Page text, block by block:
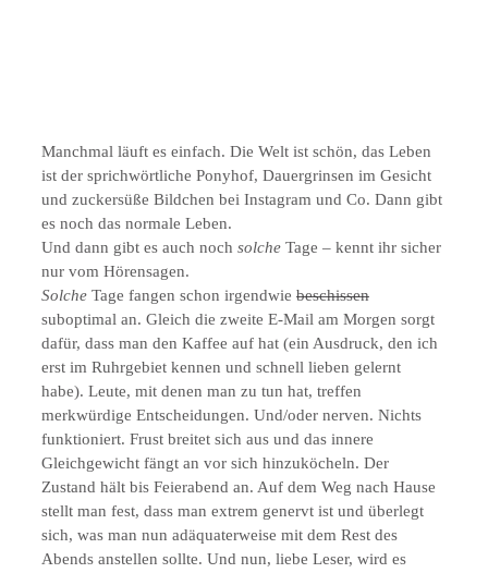
Manchmal läuft es einfach. Die Welt ist schön, das Leben
ist der sprichwörtliche Ponyhof, Dauergrinsen im Gesicht
und zuckersüße Bildchen bei Instagram und Co. Dann gibt
es noch das normale Leben.
Und dann gibt es auch noch solche Tage – kennt ihr sicher
nur vom Hörensagen.
Solche Tage fangen schon irgendwie beschissen
suboptimal an. Gleich die zweite E-Mail am Morgen sorgt
dafür, dass man den Kaffee auf hat (ein Ausdruck, den ich
erst im Ruhrgebiet kennen und schnell lieben gelernt
habe). Leute, mit denen man zu tun hat, treffen
merkwürdige Entscheidungen. Und/oder nerven. Nichts
funktioniert. Frust breitet sich aus und das innere
Gleichgewicht fängt an vor sich hinzuköcheln. Der
Zustand hält bis Feierabend an. Auf dem Weg nach Hause
stellt man fest, dass man extrem genervt ist und überlegt
sich, was man nun adäquaterweise mit dem Rest des
Abends anstellen sollte. Und nun, liebe Leser, wird es